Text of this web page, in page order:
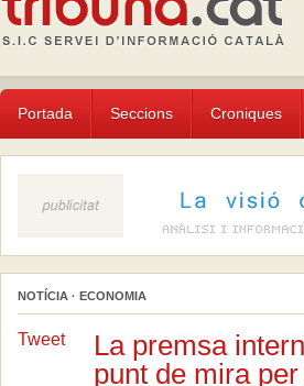
Portada Seccions Croniques
NOTÍCIA · ECONOMIA
Tweet
La premsa
punt de mira